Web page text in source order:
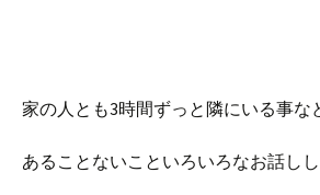
家の人とも3時間ずっと隣にいる事な
あることないこといろいろなお話し